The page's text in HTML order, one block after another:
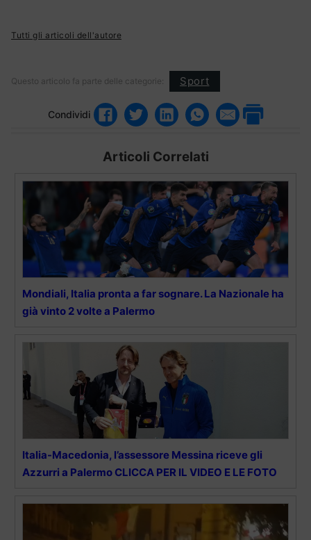
Tutti gli articoli dell'autore
Questo articolo fa parte delle categorie: Sport
Condividi
Articoli Correlati
Mondiali, Italia pronta a far sognare. La Nazionale ha
già vinto 2 volte a Palermo
Italia-Macedonia, l’assessore Messina riceve gli
Azzurri a Palermo CLICCA PER IL VIDEO E LE FOTO